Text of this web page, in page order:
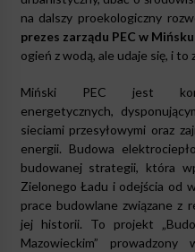
na dalszy proekologiczny
prezes zarządu PEC w
ogień z wodą, ale udaje się, i to
Miński PEC jest
energetycznych,
sieciami przesyłowymi oraz
energii. Budowa
budowanej strategii, która
Zielonego Ładu i odejścia od
prace budowlane związane z
jej historii. To projekt
Mazowieckim”